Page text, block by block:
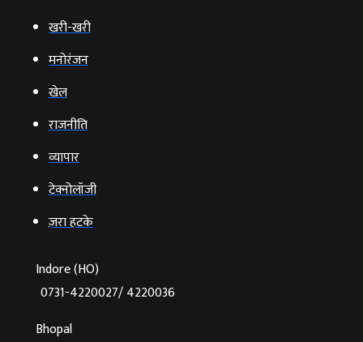
खरी-खरी
मनोरंजन
खेल
राजनीति
व्‍यापार
टेक्‍नोलॉजी
ज़रा हटके
Indore (HO)
0731-4220027/ 4220036
Bhopal